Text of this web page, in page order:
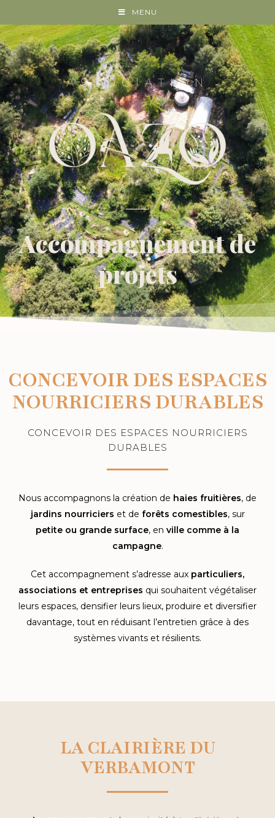
MENU
ASSOCIATION
Accompagnement de
projets
CONCEVOIR DES ESPACES
NOURRICIERS DURABLES
CONCEVOIR DES ESPACES NOURRICIERS
DURABLES
Nous accompagnons la création de haies fruitières, de
jardins nourriciers et de forêts comestibles, sur
petite ou grande surface, en ville comme à la
campagne.
Cet accompagnement s’adresse aux particuliers,
associations et entreprises qui souhaitent végétaliser
leurs espaces, densifier leurs lieux, produire et diversifier
davantage, tout en réduisant l’entretien grâce à des
systèmes vivants et résilients.
LA CLAIRIÈRE DU
VERBAMONT